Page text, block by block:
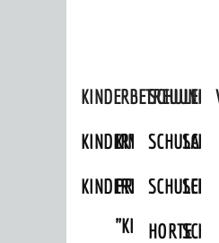
KINDERBETREUUNG
KINDERTAGESPFLEGE
KINDERKRIPPEN
KINDERTAGESSTÄTTEN
PROJEKT
"KINDER
SCHULEN
HORTE